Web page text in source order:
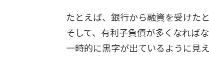
たとえば、銀行から融資を受けた
そして、有利子負債が多くなれば
一時的に黒字が出ているように見